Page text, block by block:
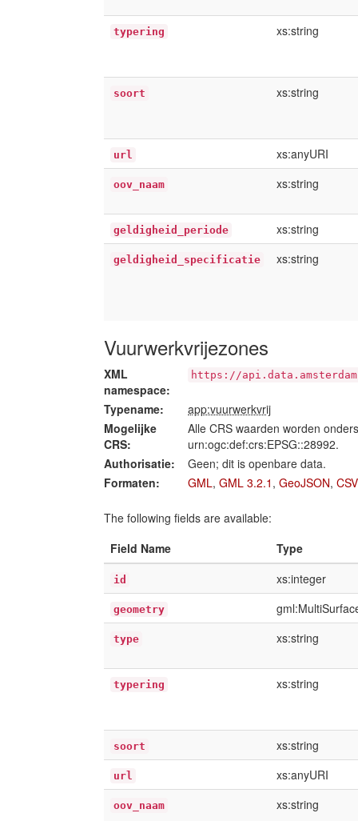
typering xs:string
soort xs:string
url xs:anyURI
oov_naam xs:string
geldigheid_periode xs:string
geldigheid_specificatie xs:string
Vuurwerkvrijezones
XML
namespace:
https://
Typename:
app:vuurwerkvrij
Mogelijke
CRS:
Alle CRS waarden worden
urn:ogc:def:crs:EPSG::28992.
Authorisatie:
Geen; dit is openbare data.
Formaten:
GML, GML 3.2.1 , GeoJSON, CSV
The following fields are available:
Field Name
Type
id xs:integer
geometry
type xs:string
typering xs:string
soort xs:string
url xs:anyURI
oov_naam xs:string